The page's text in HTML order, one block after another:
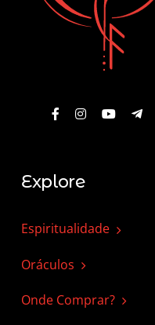
Explore
Espiritualidade
Oráculos
Onde Comprar?